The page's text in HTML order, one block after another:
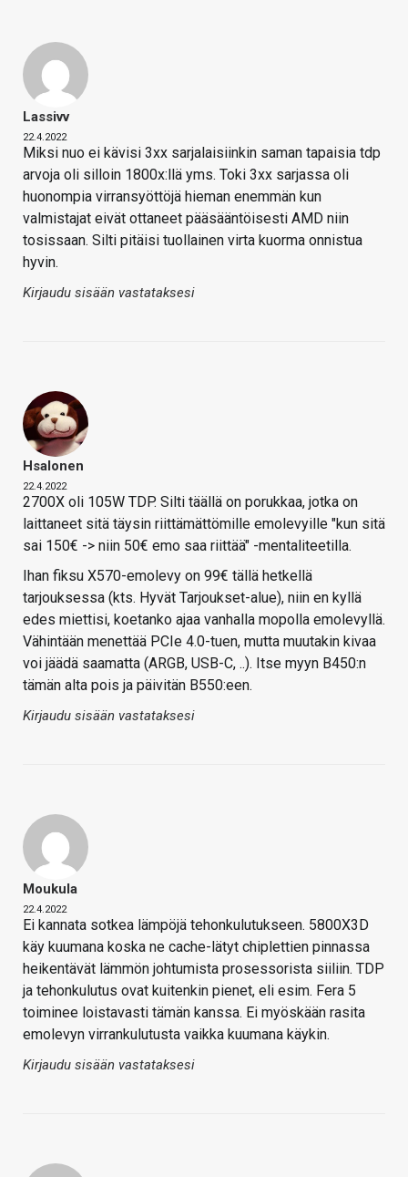
Lassivv
22.4.2022
Miksi nuo ei kävisi 3xx sarjalaisiinkin saman tapaisia tdp
arvoja oli silloin 1800x:llä yms. Toki 3xx sarjassa oli
huonompia virransyöttöjä hieman enemmän kun
valmistajat eivät ottaneet pääsääntöisesti AMD niin
tosissaan. Silti pitäisi tuollainen virta kuorma onnistua
hyvin.
Kirjaudu sisään vastataksesi
Hsalonen
22.4.2022
2700X oli 105W TDP. Silti täällä on porukkaa, jotka on
laittaneet sitä täysin riittämättömille emolevyille "kun sitä
sai 150€ -> niin 50€ emo saa riittää" -mentaliteetilla.
Ihan fiksu X570-emolevy on 99€ tällä hetkellä
tarjouksessa (kts. Hyvät Tarjoukset-alue), niin en kyllä
edes miettisi, koetanko ajaa vanhalla mopolla emolevyllä.
Vähintään menettää PCIe 4.0-tuen, mutta muutakin kivaa
voi jäädä saamatta (ARGB, USB-C, ..). Itse myyn B450:n
tämän alta pois ja päivitän B550:een.
Kirjaudu sisään vastataksesi
Moukula
22.4.2022
Ei kannata sotkea lämpöjä tehonkulutukseen. 5800X3D
käy kuumana koska ne cache-lätyt chiplettien pinnassa
heikentävät lämmön johtumista prosessorista siiliin. TDP
ja tehonkulutus ovat kuitenkin pienet, eli esim. Fera 5
toiminee loistavasti tämän kanssa. Ei myöskään rasita
emolevyn virrankulutusta vaikka kuumana käykin.
Kirjaudu sisään vastataksesi